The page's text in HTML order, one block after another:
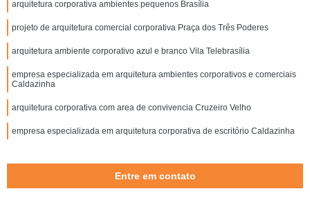
arquitetura corporativa ambientes pequenos Brasília
projeto de arquitetura comercial corporativa Praça dos Três Poderes
arquitetura ambiente corporativo azul e branco Vila Telebrasília
empresa especializada em arquitetura ambientes corporativos e comerciais
Caldazinha
arquitetura corporativa com area de convivencia Cruzeiro Velho
empresa especializada em arquitetura corporativa de escritório Caldazinha
Entre em contato